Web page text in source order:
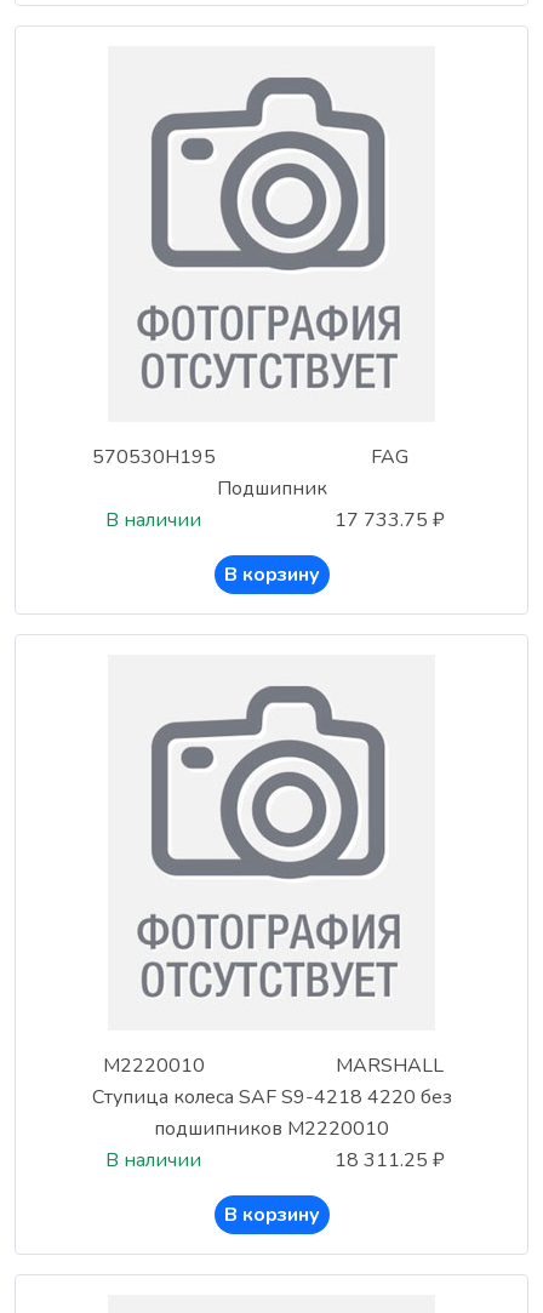
570530H195
FAG
Подшипник
В наличии
17 733.75 ₽
В корзину
M2220010
MARSHALL
Ступица колеса SAF S9-4218 4220 без
подшипников M2220010
В наличии
18 311.25 ₽
В корзину